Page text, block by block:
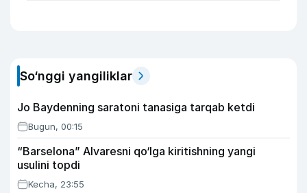
So‘nggi yangiliklar
Jo Baydenning saratoni tanasiga tarqab ketdi
Bugun, 00:15
“Barselona” Alvaresni qo‘lga kiritishning yangi
usulini topdi
Kecha, 23:55